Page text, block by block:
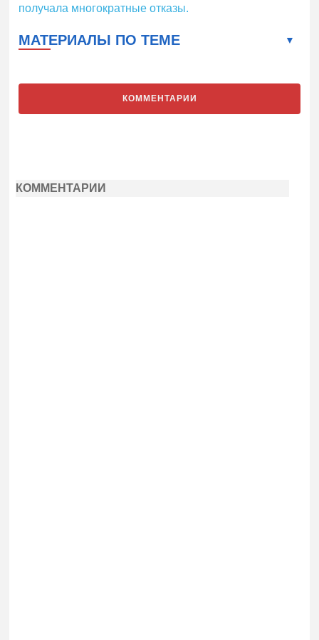
получала многократные отказы.
МАТЕРИАЛЫ ПО ТЕМЕ
КОММЕНТАРИИ
КОММЕНТАРИИ